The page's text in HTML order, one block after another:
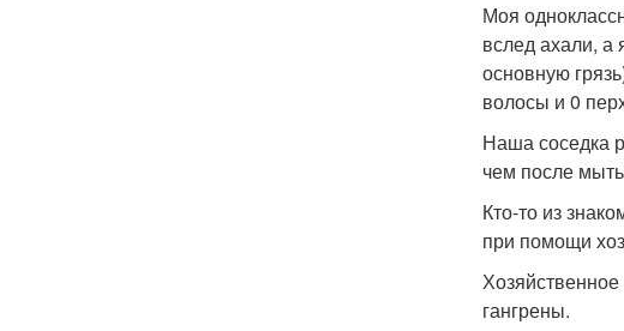
Моя
вслед ахали,
основную
волосы и 0
Наша соседка
чем после
Кто-то из
при помощи
гангрены.